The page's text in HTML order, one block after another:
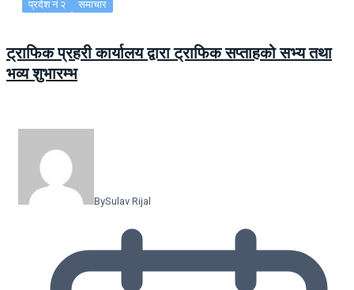
प्रदेश नं २ समाचार
ट्राफिक प्रहरी कार्यालय द्वारा ट्राफिक सप्ताहको सभ्य तथा
भव्य शुभारम्भ
BySulav Rijal